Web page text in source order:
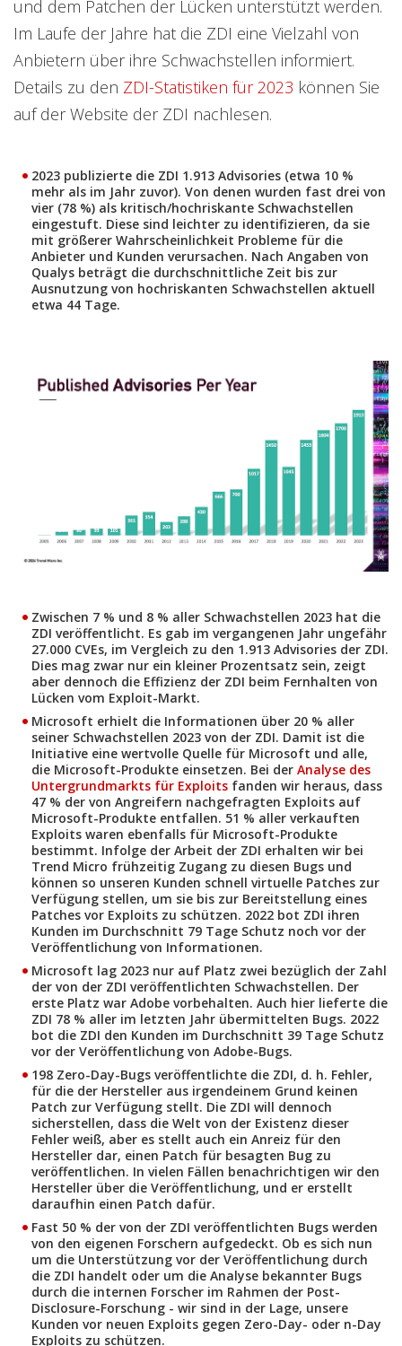
und dem Patchen der Lücken unterstützt werden.
Im Laufe der Jahre hat die ZDI eine Vielzahl von
Anbietern über ihre Schwachstellen informiert.
Details zu den ZDI-Statistiken für 2023 können Sie
auf der Website der ZDI nachlesen.
2023 publizierte die ZDI 1.913 Advisories (etwa 10 %
mehr als im Jahr zuvor). Von denen wurden fast drei von
vier (78 %) als kritisch/hochriskante Schwachstellen
eingestuft. Diese sind leichter zu identifizieren, da sie
mit größerer Wahrscheinlichkeit Probleme für die
Anbieter und Kunden verursachen. Nach Angaben von
Qualys beträgt die durchschnittliche Zeit bis zur
Ausnutzung von hochriskanten Schwachstellen aktuell
etwa 44 Tage.
Zwischen 7 % und 8 % aller Schwachstellen 2023 hat die
ZDI veröffentlicht. Es gab im vergangenen Jahr ungefähr
27.000 CVEs, im Vergleich zu den 1.913 Advisories der ZDI.
Dies mag zwar nur ein kleiner Prozentsatz sein, zeigt
aber dennoch die Effizienz der ZDI beim Fernhalten von
Lücken vom Exploit-Markt.
Microsoft erhielt die Informationen über 20 % aller
seiner Schwachstellen 2023 von der ZDI. Damit ist die
Initiative eine wertvolle Quelle für Microsoft und alle,
die Microsoft-Produkte einsetzen. Bei der Analyse des
Untergrundmarkts für Exploits fanden wir heraus, dass
47 % der von Angreifern nachgefragten Exploits auf
Microsoft-Produkte entfallen. 51 % aller verkauften
Exploits waren ebenfalls für Microsoft-Produkte
bestimmt. Infolge der Arbeit der ZDI erhalten wir bei
Trend Micro frühzeitig Zugang zu diesen Bugs und
können so unseren Kunden schnell virtuelle Patches zur
Verfügung stellen, um sie bis zur Bereitstellung eines
Patches vor Exploits zu schützen. 2022 bot ZDI ihren
Kunden im Durchschnitt 79 Tage Schutz noch vor der
Veröffentlichung von Informationen.
Microsoft lag 2023 nur auf Platz zwei bezüglich der Zahl
der von der ZDI veröffentlichten Schwachstellen. Der
erste Platz war Adobe vorbehalten. Auch hier lieferte die
ZDI 78 % aller im letzten Jahr übermittelten Bugs. 2022
bot die ZDI den Kunden im Durchschnitt 39 Tage Schutz
vor der Veröffentlichung von Adobe-Bugs.
198 Zero-Day-Bugs veröffentlichte die ZDI, d. h. Fehler,
für die der Hersteller aus irgendeinem Grund keinen
Patch zur Verfügung stellt. Die ZDI will dennoch
sicherstellen, dass die Welt von der Existenz dieser
Fehler weiß, aber es stellt auch ein Anreiz für den
Hersteller dar, einen Patch für besagten Bug zu
veröffentlichen. In vielen Fällen benachrichtigen wir den
Hersteller über die Veröffentlichung, und er erstellt
daraufhin einen Patch dafür.
Fast 50 % der von der ZDI veröffentlichten Bugs werden
von den eigenen Forschern aufgedeckt. Ob es sich nun
um die Unterstützung vor der Veröffentlichung durch
die ZDI handelt oder um die Analyse bekannter Bugs
durch die internen Forscher im Rahmen der Post-
Disclosure-Forschung - wir sind in der Lage, unsere
Kunden vor neuen Exploits gegen Zero-Day- oder n-Day
Exploits zu schützen.